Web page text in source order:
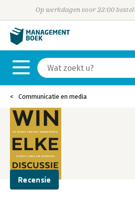
Op werkdagen voor 23:00
Communicatie en media
Recensie